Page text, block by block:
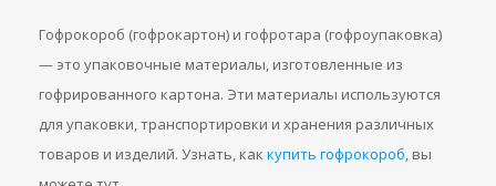
Гофрокороб (гофрокартон) и гофротара (гофроупаковка)
— это упаковочные материалы, изготовленные из
гофрированного картона. Эти материалы используются
для упаковки, транспортировки и хранения различных
товаров и изделий. Узнать, как купить гофрокороб, вы